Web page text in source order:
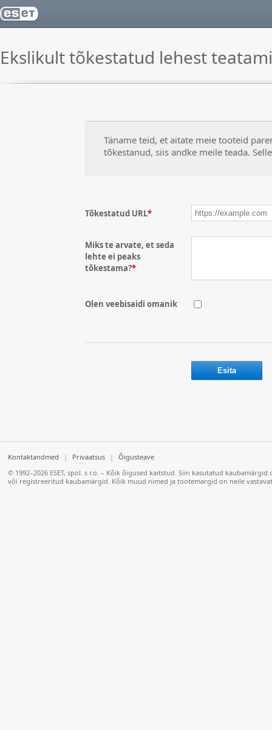
Ekslikult tõkestatud lehest
Täname teid, et aitate meie tooteid
tõkestanud, siis andke meile teada.
Tõkestatud URL*
Miks te arvate, et seda
lehte ei peaks
tõkestama?*
Olen veebisaidi omanik
Kontaktandmed | Privaatsus |
Õigusteave
© 1992–2026 ESET, spol. s r.o. – Kõik õigused kaitstud. Siin kasutatud kaubamärgid
või registreeritud kaubamärgid. Kõik muud nimed ja tootemargid on neile